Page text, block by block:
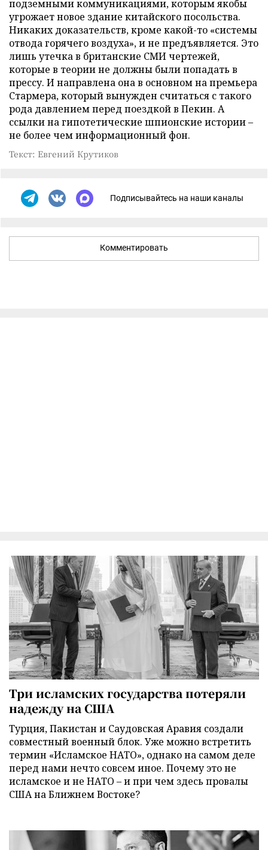
подземными коммуникациями, которым якобы
угрожает новое здание китайского посольства.
Никаких доказательств, кроме какой-то «системы
отвода горячего воздуха», и не предъявляется. Это
лишь утечка в британские СМИ чертежей,
которые в теории не должны были попадать в
прессу. И направлена она в основном на премьера
Стармера, который вынужден считаться с такого
рода давлением перед поездкой в Пекин. А
ссылки на гипотетические шпионские истории –
не более чем информационный фон.
Текст: Евгений Крутиков
Подписывайтесь на наши каналы
Комментировать
Три исламских государства потеряли
надежду на США
Турция, Пакистан и Саудовская Аравия создали
совместный военный блок. Уже можно встретить
термин «Исламское НАТО», однако на самом деле
перед нами нечто совсем иное. Почему это не
исламское и не НАТО – и при чем здесь провалы
США на Ближнем Востоке?